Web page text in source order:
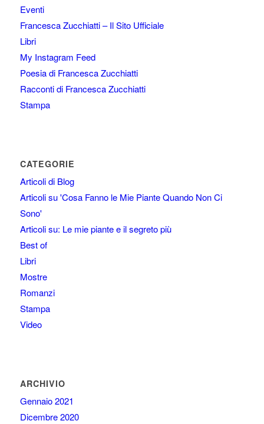
Eventi
Francesca Zucchiatti – Il Sito Ufficiale
Libri
My Instagram Feed
Poesia di Francesca Zucchiatti
Racconti di Francesca Zucchiatti
Stampa
CATEGORIE
Articoli di Blog
Articoli su 'Cosa Fanno le Mie Piante Quando Non Ci
Sono'
Articoli su: Le mie piante e il segreto più
Best of
Libri
Mostre
Romanzi
Stampa
Video
ARCHIVIO
Gennaio 2021
Dicembre 2020